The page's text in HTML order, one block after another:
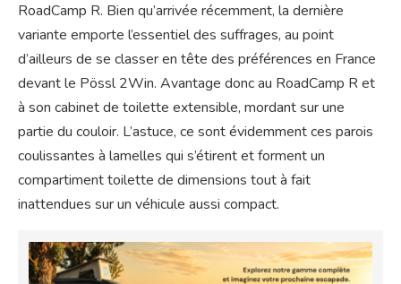
RoadCamp R. Bien qu’arrivée récemment, la dernière
variante emporte l’essentiel des suffrages, au point
d’ailleurs de se classer en tête des préférences en France
devant le Pössl 2Win. Avantage donc au RoadCamp R et
à son cabinet de toilette extensible, mordant sur une
partie du couloir. L’astuce, ce sont évidemment ces parois
coulissantes à lamelles qui s’étirent et forment un
compartiment toilette de dimensions tout à fait
inattendues sur un véhicule aussi compact.